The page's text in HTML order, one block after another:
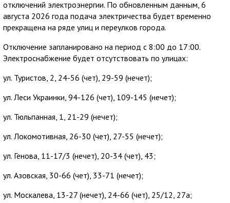
отключений электроэнергии. По обновленным данным, 6
августа 2026 года подача электричества будет временно
прекращена на ряде улиц и переулков города.
Отключение запланировано на период с 8:00 до 17:00.
Электроснабжение будет отсутствовать по улицах:
ул. Туристов, 2, 24-56 (чет), 29-59 (нечет);
ул. Леси Украинки, 94-126 (чет), 109-145 (нечет);
ул. Тюльпанная, 1, 21-29 (нечет);
ул. Локомотивная, 26-30 (чет), 27-55 (нечет);
ул. Генова, 11-17/3 (нечет), 20-34 (чет), 43;
ул. Азовская, 30-66 (чет), 33-71 (нечет);
ул. Москалева, 13-27 (нечет), 24-66 (чет), 25/12, 27а;